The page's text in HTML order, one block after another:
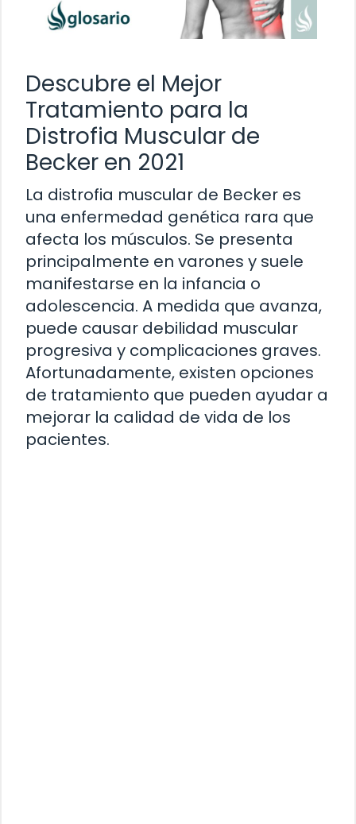
Descubre el Mejor
Tratamiento para la
Distrofia Muscular de
Becker en 2021
La distrofia muscular de Becker es
una enfermedad genética rara que
afecta los músculos. Se presenta
principalmente en varones y suele
manifestarse en la infancia o
adolescencia. A medida que avanza,
puede causar debilidad muscular
progresiva y complicaciones graves.
Afortunadamente, existen opciones
de tratamiento que pueden ayudar a
mejorar la calidad de vida de los
pacientes.